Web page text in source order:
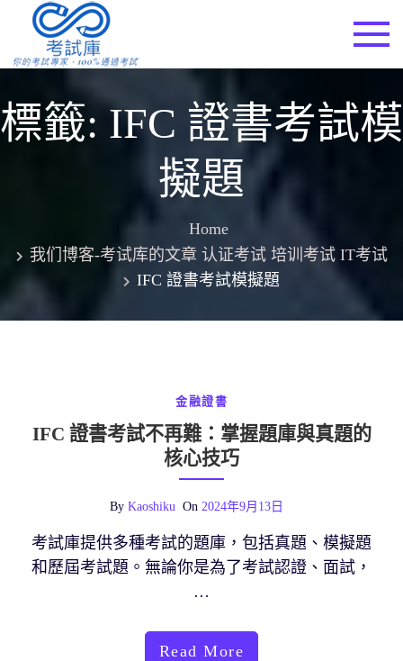
content
標籤: IFC 證書考試模
擬題
Home
我们博客-考试库的文章 认证考试 培训考试 IT考试
IFC 證書考試模擬題
金融證書
IFC 證書考試不再難：掌握題庫與真題的
核心技巧
By Kaoshiku On 2024年9月13日
考試庫提供多種考試的題庫，包括真題、模擬題
和歷屆考試題。無論你是為了考試認證、面試，
…
Read More